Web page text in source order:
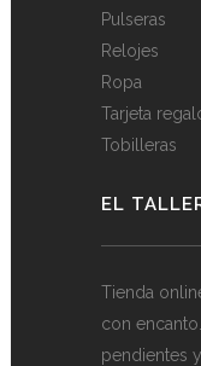
Pulseras
Relojes
Ropa
Tarjeta
Tobilleras
EL
Tienda
con
pendientes